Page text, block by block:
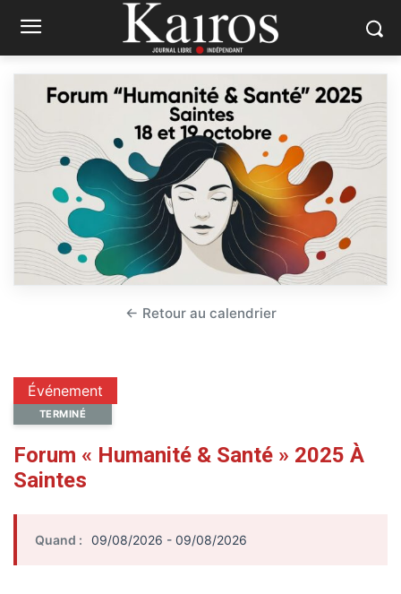
Événement
TERMINÉ
Forum « Humanité & Santé » 2025 À
Saintes
Quand : 09/08/2026 - 09/08/2026
← Retour au calendrier